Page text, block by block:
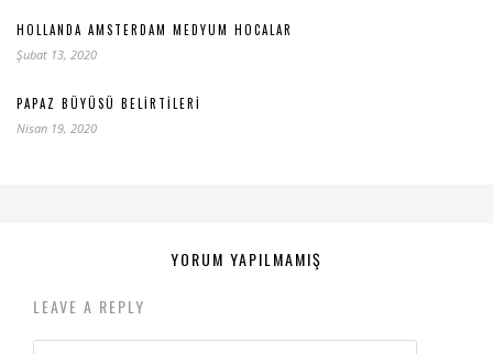
HOLLANDA AMSTERDAM MEDYUM HOCALAR
Şubat 13, 2020
PAPAZ BÜYÜSÜ BELIRTILERI
Nisan 19, 2020
YORUM YAPILMAMIŞ
LEAVE A REPLY